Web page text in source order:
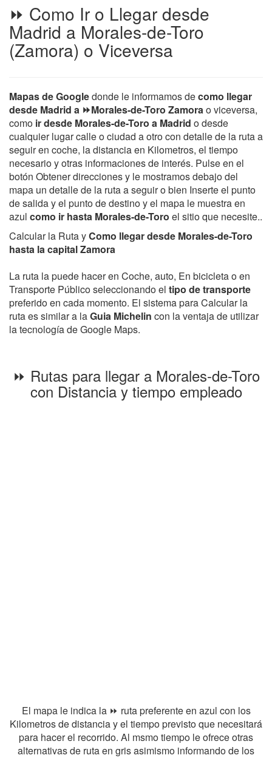
⏩ Como Ir o Llegar desde
Madrid a Morales-de-Toro
(Zamora) o Viceversa
Mapas de Googledonde le informamos decomo llegar
desde Madrid a ⏩Morales-de-Toro Zamorao viceversa,
como ir desde Morales-de-Toro a Madrid o desde
cualquier lugar calle o ciudad a otro con detalle de la ruta a
seguir en coche, la distancia en Kilometros, el tiempo
necesario y otras informaciones de interés. Pulse en el
botón Obtener direcciones y le mostramos debajo del
mapa un detalle de la ruta a seguir o bien Inserte el punto
de salida y el punto de destino y el mapa le muestra en
azul como ir hasta Morales-de-Toro el sitio que necesite..
Calcular la Ruta yComo llegar desde Morales-de-Toro
hasta la capital Zamora
La ruta la puede hacer en Coche, auto, En bicicleta o en
Transporte Público seleccionando el tipo de transporte
preferido en cada momento. El sistema para Calcular la
ruta es similar a laGuia Michelin con la ventaja de utilizar
la tecnología de Google Maps.
⏩ Rutas para llegar a Morales-de-Toro
con Distancia y tiempo empleado
El mapa le indica la ⏩ ruta preferente en azul con los
Kilometros de distancia y el tiempo previsto que necesitará
para hacer el recorrido. Al msmo tiempo le ofrece otras
alternativas de ruta en gris asimismo informando de los